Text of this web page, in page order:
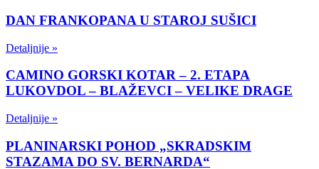
DAN FRANKOPANA U STAROJ SUŠICI
Detaljnije »
CAMINO GORSKI KOTAR – 2. ETAPA
LUKOVDOL – BLAŽEVCI – VELIKE DRAGE
Detaljnije »
PLANINARSKI POHOD „SKRADSKIM
STAZAMA DO SV. BERNARDA“